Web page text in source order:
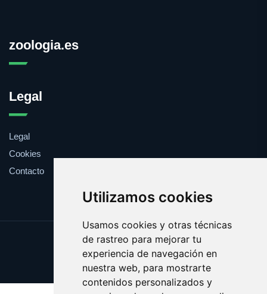
Utilizamos cookies
Usamos cookies y otras técnicas
de rastreo para mejorar tu
experiencia de navegación en
nuestra web, para mostrarte
contenidos personalizados y
zoologia.es
Legal
Legal
Cookies
Contacto
Update cookies preferences
Copyright © 2025 zoologia.es